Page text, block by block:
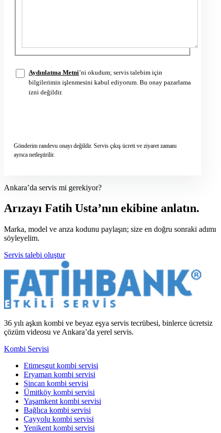
Aydınlatma Metni’ni okudum; servis talebim için
bilgilerimin işlenmesini kabul ediyorum. Bu onay pazarlama
izni değildir.
Gönderim randevu onayı değildir. Servis çıkış ücreti ve ziyaret zamanı
ayrıca netleştirilir.
Ankara’da servis mi gerekiyor?
Arızayı Fatih Usta’nın ekibine anlatın.
Marka, model ve arıza kodunu paylaşın; size en doğru sonraki adımı
söyleyelim.
Servis talebi oluştur
36 yılı aşkın kombi ve beyaz eşya servis tecrübesi, binlerce ücretsiz
çözüm videosu ve Ankara’da yerel servis.
Kombi Servisi
Etimesgut kombi servisi
Eryaman kombi servisi
Sincan kombi servisi
Ümitköy kombi servisi
Yaşamkent kombi servisi
Bağlıca kombi servisi
Çayyolu kombi servisi
Yenikent kombi servisi